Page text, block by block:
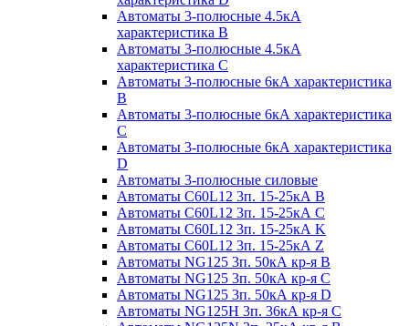
Автоматы 3-полюсные 4.5кА
характеристика В
Автоматы 3-полюсные 4.5кА
характеристика С
Автоматы 3-полюсные 6кА характеристика
B
Автоматы 3-полюсные 6кА характеристика
C
Автоматы 3-полюсные 6кА характеристика
D
Автоматы 3-полюсные силовые
Автоматы C60L12 3п. 15-25кА B
Автоматы C60L12 3п. 15-25кА C
Автоматы C60L12 3п. 15-25кА K
Автоматы C60L12 3п. 15-25кА Z
Автоматы NG125 3п. 50кА кр-я B
Автоматы NG125 3п. 50кА кр-я C
Автоматы NG125 3п. 50кА кр-я D
Автоматы NG125H 3п. 36кА кр-я C